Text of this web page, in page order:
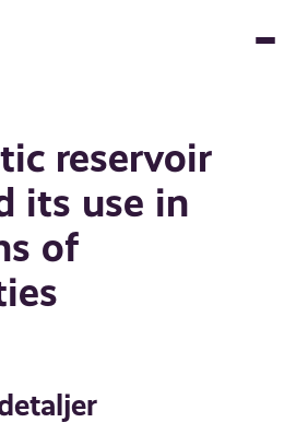
reservoir
its use in
of